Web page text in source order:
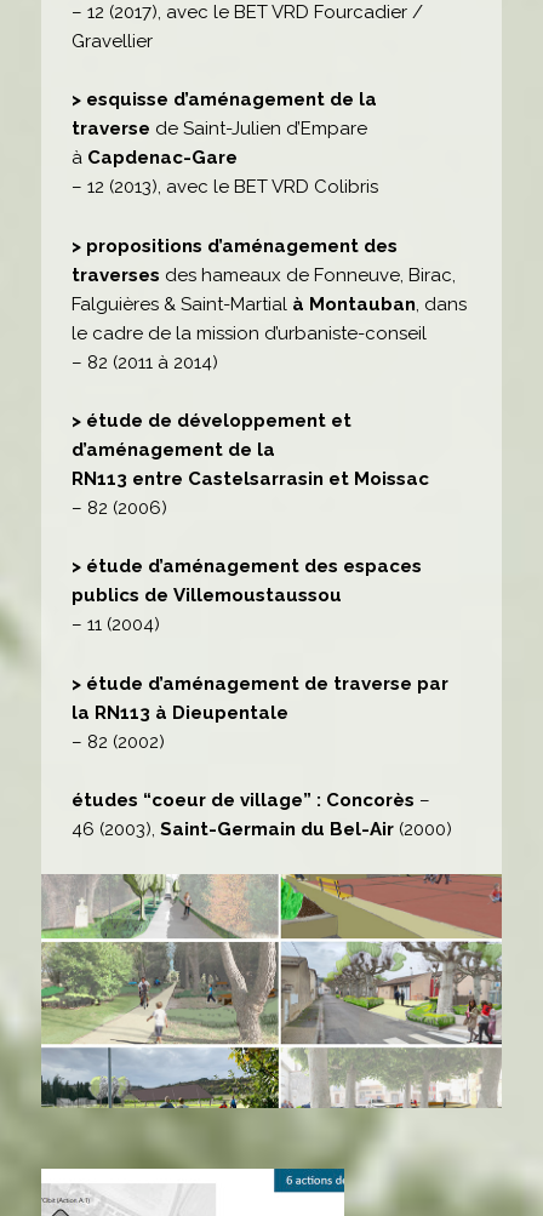
– 12 (2017), avec le BET VRD Fourcadier /
Gravellier
> esquisse d’aménagement de la
traverse de Saint-Julien d’Empare
à Capdenac-Gare
– 12 (2013), avec le BET VRD Colibris
> propositions d’aménagement des
traverses des hameaux de Fonneuve, Birac,
Falguières & Saint-Martial à Montauban, dans
le cadre de la mission d’urbaniste-conseil
– 82 (2011 à 2014)
> étude de développement et
d’aménagement de la
RN113 entre Castelsarrasin et Moissac
– 82 (2006)
> étude d’aménagement des espaces
publics de Villemoustaussou
– 11 (2004)
> étude d’aménagement de traverse par
la RN113 à Dieupentale
– 82 (2002)
études “coeur de village” : Concorès –
46 (2003),Saint-Germain du Bel-Air (2000)